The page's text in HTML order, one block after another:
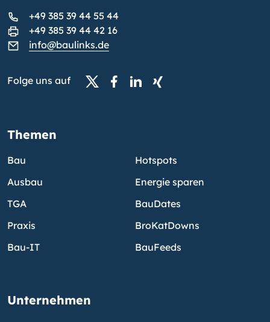
+49 385 39 44 55 44
+49 385 39 44 42 16
info@baulinks.de
Folge uns auf
Themen
Bau
Ausbau
TGA
Praxis
Bau-IT
Hotspots
Energie sparen
BauDates
BroKatDowns
BauFeeds
Unternehmen